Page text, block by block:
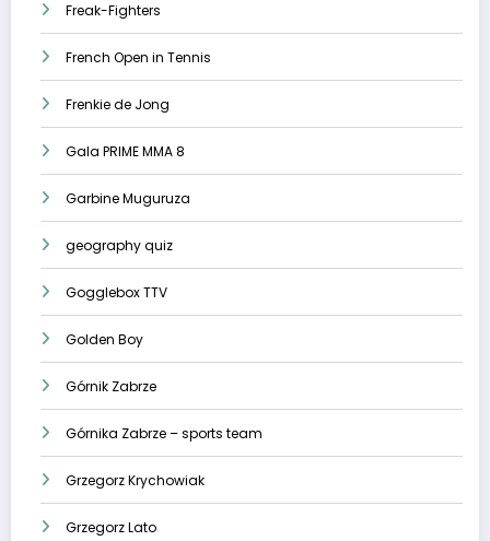
Freak-Fighters
French Open in Tennis
Frenkie de Jong
Gala PRIME MMA 8
Garbine Muguruza
geography quiz
Gogglebox TTV
Golden Boy
Górnik Zabrze
Górnika Zabrze – sports team
Grzegorz Krychowiak
Grzegorz Lato